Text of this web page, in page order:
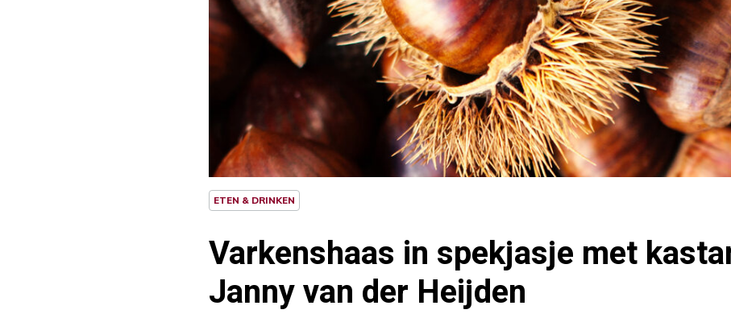
ETEN & DRINKEN
Varkenshaas in spekjasje met
Janny van der Heijden